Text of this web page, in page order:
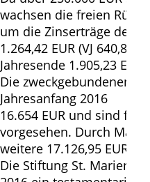
wachsen die freien
um die Zinserträge des
1.264,42 EUR (VJ 640,81
Jahresende 1.905,23 EUR.
Die zweckgebundenen
Jahresanfang 2016
16.654 EUR und sind für
vorgesehen. Durch
weitere 17.126,95 EUR
Die Stiftung St. Marien